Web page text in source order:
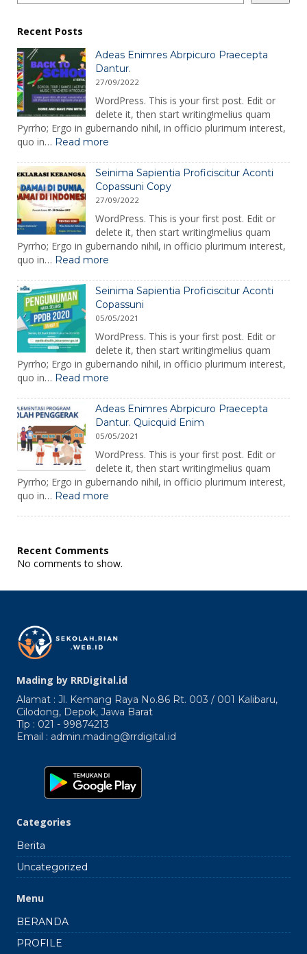
Recent Posts
Adeas Enimres Abrpicuro Praecepta
Dantur.
27/09/2022
WordPress. This is your first post. Edit or
delete it, then start writing!melius quam
Pyrrho; Ergo in gubernando nihil, in officio plurimum interest,
quo in… Read more
Enimres
Abrpicuro
Praecepta
Dantur.
Seinima Sapientia Proficiscitur Aconti
Copassuni Copy
27/09/2022
WordPress. This is your first post. Edit or
delete it, then start writing!melius quam
Pyrrho; Ergo in gubernando nihil, in officio plurimum interest,
quo in… Read more
Sapientia
Proficiscitur
Aconti
Copassuni
Copy
Seinima Sapientia Proficiscitur Aconti
Copassuni
05/05/2021
WordPress. This is your first post. Edit or
delete it, then start writing!melius quam
Pyrrho; Ergo in gubernando nihil, in officio plurimum interest,
quo in… Read more
Sapientia
Proficiscitur
Aconti
Copassuni
Adeas Enimres Abrpicuro Praecepta
Dantur. Quicquid Enim
05/05/2021
WordPress. This is your first post. Edit or
delete it, then start writing!melius quam
Pyrrho; Ergo in gubernando nihil, in officio plurimum interest,
quo in… Read more
Enimres
Quicquid
Recent Comments
No comments to show.
Mading by RRDigital.id
Alamat : Jl. Kemang Raya No.86 Rt. 003 / 001 Kalibaru,
Cilodong, Depok, Jawa Barat
Tlp : 021 - 99874213
Email : admin.mading@rrdigital.id
Categories
Berita
Uncategorized
Menu
BERANDA
PROFILE